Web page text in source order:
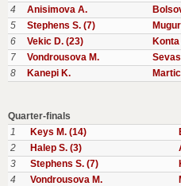
4
Anisimova A.
5
Stephens S. (7)
6
Vekic D. (23)
7
Vondrousova M.
8
Kanepi K.
Quarter-finals
1
Keys M. (14)
2
Halep S. (3)
3
Stephens S. (7)
4
Vondrousova M.